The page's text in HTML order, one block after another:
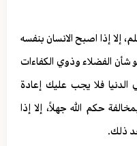
إلا إذا اصبح الانسان بنفسه
شأن الفضلاء وذوي الكفاءات
الدنيا فلا يجب عليك إعادة
حكم الله جهلاً، إلا إذا
ذلك.